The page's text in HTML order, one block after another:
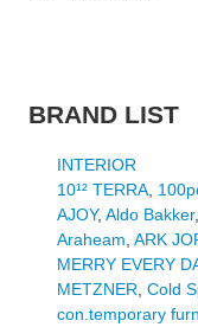
BRAND LIST
INTERIOR
10¹² TERRA,
AJOY, Aldo Bakker,
Araheam, ARK
MERRY EVERY
METZNER, Cold
con.temporary